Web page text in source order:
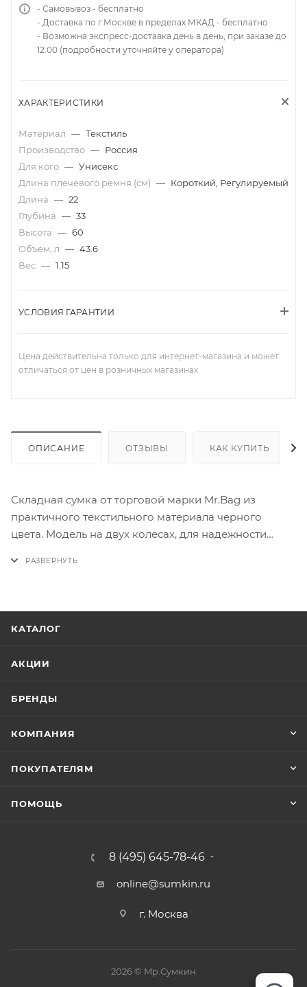
- Самовывоз - бесплатно
- Доставка по г.Москве в пределах МКАД - бесплатно
- Возможна экспресс-доставка день в день, при заказе до
12.00 (подробности уточняйте у оператора)
ХАРАКТЕРИСТИКИ
Материал — Текстиль
Производство — Россия
Для кого — Унисекс
Длина плечевого ремня (см) — Короткий, Регулируемый
Длина — 22
Глубина — 33
Высота — 60
Объем, л — 43.6
Вес — 1.15
УСЛОВИЯ ГАРАНТИИ
Цена действительна только для интернет-магазина и может
отличаться от цен в розничных магазинах
ОПИСАНИЕ ОТЗЫВЫ КАК КУПИТЬ
Складная сумка от торговой марки Mr.Bag из
практичного текстильного материала черного
цвета. Модель на двух колесах, для надежности
КАТАЛОГ
АКЦИИ
БРЕНДЫ
КОМПАНИЯ
ПОКУПАТЕЛЯМ
ПОМОЩЬ
8 (495) 645-78-46
online@sumkin.ru
г. Москва
2026 © Mр.Сумкин